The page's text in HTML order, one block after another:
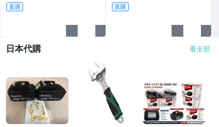
直購 直購
日本代購 看全部